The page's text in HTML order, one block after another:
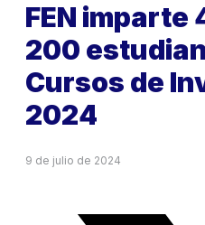
FEN imparte
200
Cursos de
2024
9 de julio de 2024